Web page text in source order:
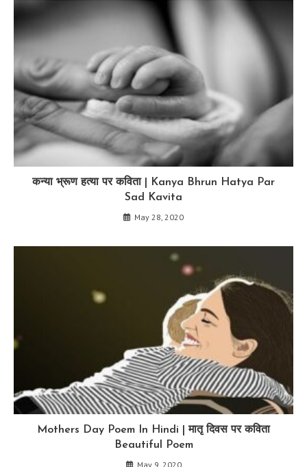
कन्या भ्रूण हत्या पर कविता | Kanya Bhrun Hatya Par
Sad Kavita
May 28, 2020
Mothers Day Poem In Hindi | मातृ दिवस पर कविता
Beautiful Poem
May 9, 2020